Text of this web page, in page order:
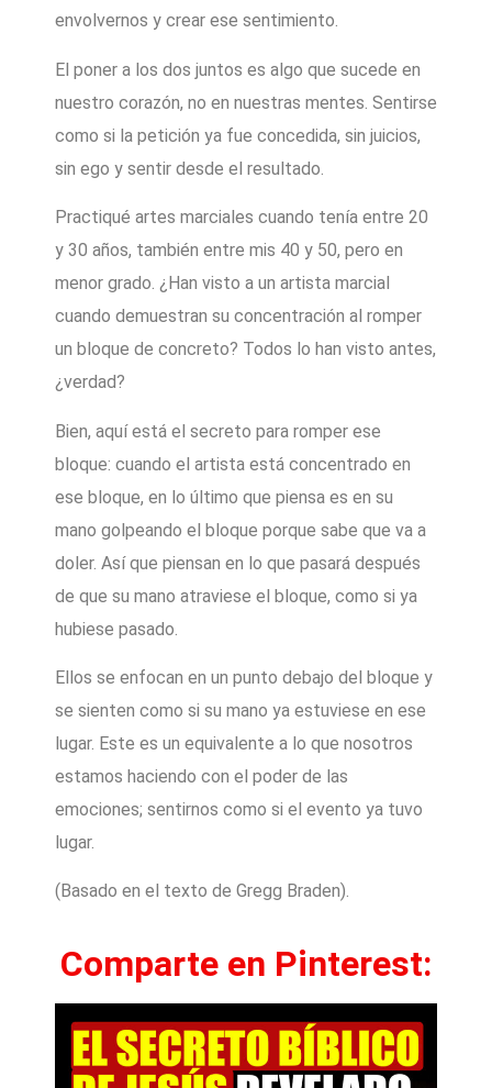
envolvernos y crear ese sentimiento.
El poner a los dos juntos es algo que sucede en
nuestro corazón, no en nuestras mentes. Sentirse
como si la petición ya fue concedida, sin juicios,
sin ego y sentir desde el resultado.
Practiqué artes marciales cuando tenía entre 20
y 30 años, también entre mis 40 y 50, pero en
menor grado. ¿Han visto a un artista marcial
cuando demuestran su concentración al romper
un bloque de concreto? Todos lo han visto antes,
¿verdad?
Bien, aquí está el secreto para romper ese
bloque: cuando el artista está concentrado en
ese bloque, en lo último que piensa es en su
mano golpeando el bloque porque sabe que va a
doler. Así que piensan en lo que pasará después
de que su mano atraviese el bloque, como si ya
hubiese pasado.
Ellos se enfocan en un punto debajo del bloque y
se sienten como si su mano ya estuviese en ese
lugar. Este es un equivalente a lo que nosotros
estamos haciendo con el poder de las
emociones; sentirnos como si el evento ya tuvo
lugar.
(Basado en el texto de Gregg Braden).
Comparte en Pinterest: